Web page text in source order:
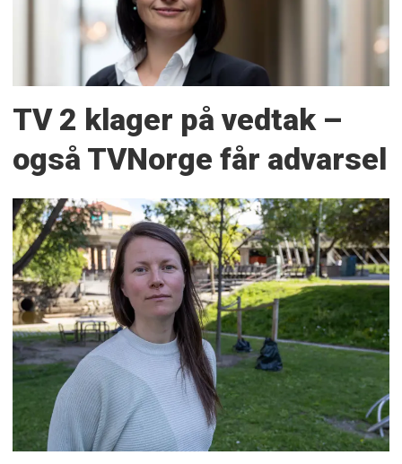
TV 2 klager på vedtak –
også TVNorge får advarsel